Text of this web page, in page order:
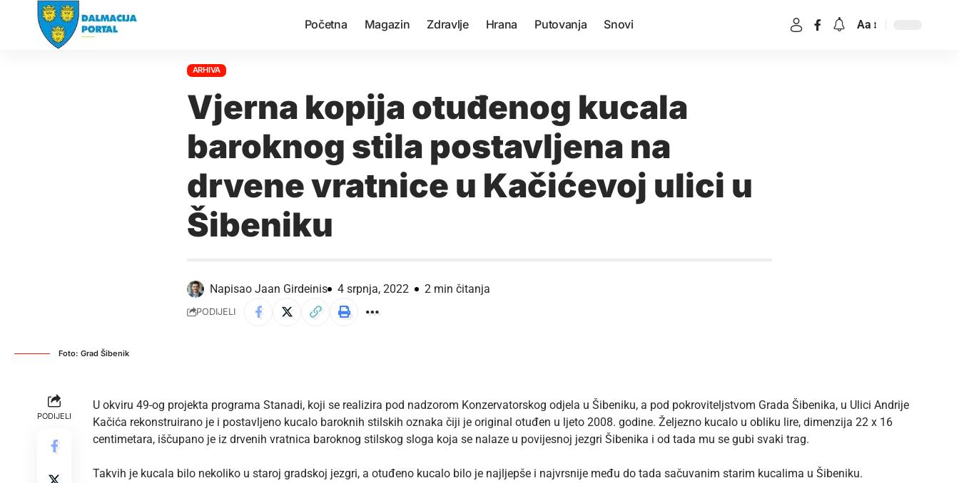
Početna Magazin Zdravlje Hrana Putovanja Snovi Aa
ARHIVA
Vjerna kopija otuđenog kucala
baroknog stila postavljena na
drvene vratnice u Kačićevoj ulici u
Šibeniku
Napisao Jaan Girdeinis 4 srpnja, 2022 2 min čitanja
PODIJELI
Foto: Grad Šibenik
PODIJELI
U okviru 49-og projekta programa Stanadi, koji se realizira pod nadzorom Konzervatorskog odjela u Šibeniku, a pod pokroviteljstvom Grada Šibenika, u Ulici Andrije
Kačića rekonstruirano je i postavljeno kucalo baroknih stilskih oznaka čiji je original otuđen u ljeto 2008. godine. Željezno kucalo u obliku lire, dimenzija 22 x 16
centimetara, iščupano je iz drvenih vratnica baroknog stilskog sloga koja se nalaze u povijesnoj jezgri Šibenika i od tada mu se gubi svaki trag.
Takvih je kucala bilo nekoliko u staroj gradskoj jezgri, a otuđeno kucalo bilo je najljepše i najvrsnije među do tada sačuvanim starim kucalima u Šibeniku.